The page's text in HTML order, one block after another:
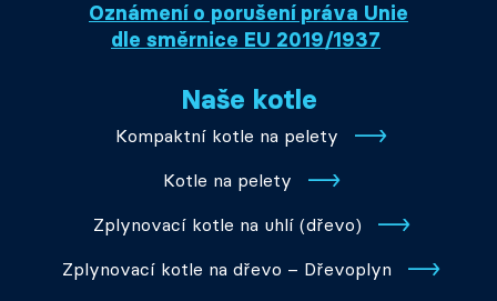
Oznámení o porušení práva Unie
dle směrnice EU 2019/1937
Naše kotle
Kompaktní kotle na pelety
Kotle na pelety
Zplynovací kotle na uhlí (dřevo)
Zplynovací kotle na dřevo – Dřevoplyn